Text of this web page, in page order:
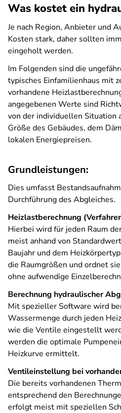
Was kostet ein
Je nach Region, Anbieter und
Kosten stark, daher sollten
eingeholt werden.
Im Folgenden sind die
typisches Einfamilienhaus mit
vorhandene
angegebenen Werte sind
von der individuellen Situation
Größe des Gebäudes, dem
lokalen Energiepreisen.
Grundleistungen:
Dies umfasst
Durchführung des Abgleiches.
Heizlastberechnung
Hierbei wird für jeden Raum
meist anhand von
Baujahr und dem
die Raumgrößen und ordnet
ohne aufwendige
Berechnung hydraulischer
Mit spezieller Software wird
Wassermenge durch jeden
wie die Ventile eingestellt
werden die optimale
Heizkurve ermittelt.
Ventileinstellung bei
Die bereits vorhandenen
entsprechend den
erfolgt meist mit speziellen